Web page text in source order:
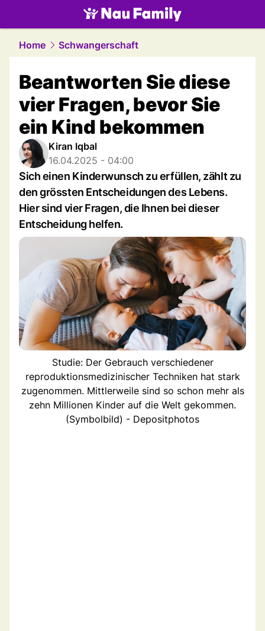
family.NAU.ch
Home Schwangerschaft
Beantworten Sie diese
vier Fragen, bevor Sie
ein Kind bekommen
Kiran Iqbal
16.04.2025 - 04:00
Sich einen Kinderwunsch zu erfüllen, zählt zu
den grössten Entscheidungen des Lebens.
Hier sind vier Fragen, die Ihnen bei dieser
Entscheidung helfen.
Studie: Der Gebrauch verschiedener
reproduktionsmedizinischer Techniken hat stark
zugenommen. Mittlerweile sind so schon mehr als
zehn Millionen Kinder auf die Welt gekommen.
(Symbolbild) - Depositphotos